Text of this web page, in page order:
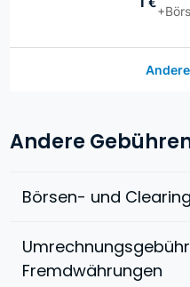
Andere
Börsen- und
Fremdwährungen